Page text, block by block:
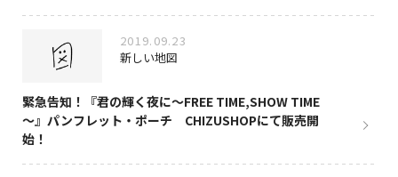
2019.09.23
新しい地図
緊急告知！『君の輝く夜に～FREE TIME,SHOW TIME
～』パンフレット・ポーチ CHIZUSHOPにて販売開
始！